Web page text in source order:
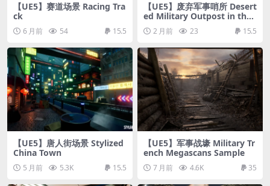
【UE5】赛道场景 Racing Tra
ck
6 月前 54 15.5
【UE5】废弃军事哨所 Desert
ed Military Outpost in the
Forest Environment
2 月前 23 15.5
【UE5】唐人街场景 Stylized
China Town
5 月前 5.3K 15.5
【UE5】军事战壕 Military Tr
ench Megascans Sample
7 月前 4.6K 35